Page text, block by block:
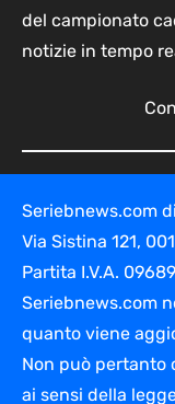
del campionato
notizie in tempo
Seriebnews.com
Via Sistina 121,
Partita I.V.A.
Seriebnews.com
quanto viene
Non può pertanto
ai sensi della